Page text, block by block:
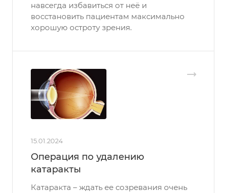
навсегда избавиться от неё и
восстановить пациентам максимально
хорошую остроту зрения.
15.01.2024
Операция по удалению
катаракты
Катаракта – ждать ее созревания очень